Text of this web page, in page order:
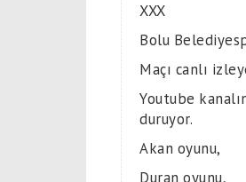
XXX
Bolu
Maçı canlı
Youtube
duruyor.
Akan oyunu,
Duran oyunu,